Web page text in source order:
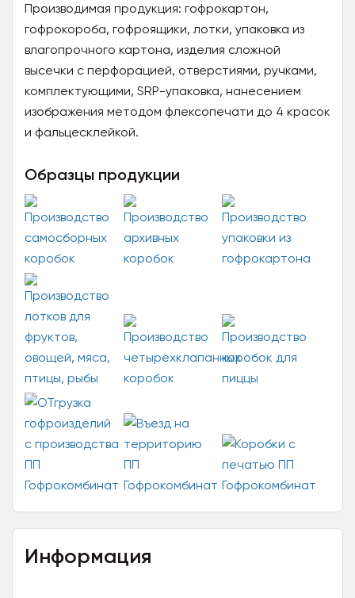
Производимая продукция: гофрокартон,
гофрокороба, гофроящики, лотки, упаковка из
влагопрочного картона, изделия сложной
высечки с перфорацией, отверстиями, ручками,
комплектующими, SRP-упаковка, нанесением
изображения методом флексопечати до 4 красок
и фальцесклейкой.
Образцы продукции
Информация